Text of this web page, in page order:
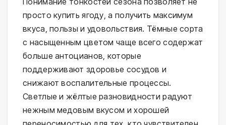
просто купить ягоду, а получить максимум
вкуса, пользы и удовольствия. Тёмные сорта
с насыщенным цветом чаще всего содержат
больше антоцианов, которые
поддерживают здоровье сосудов и
снижают воспалительные процессы.
Светлые и жёлтые разновидности радуют
нежным медовым вкусом и хорошей